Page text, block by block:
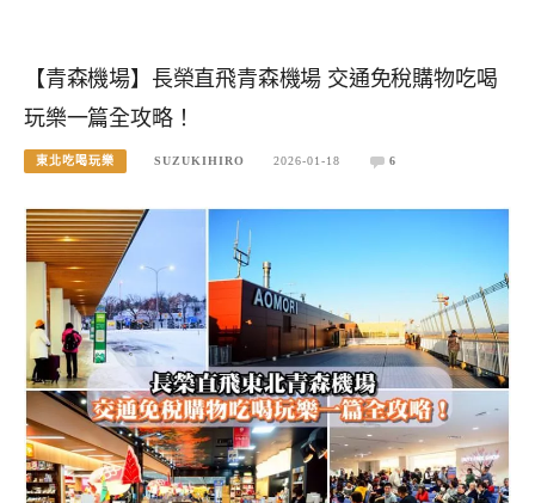
【青森機場】長榮直飛青森機場 交通免稅購物吃喝
玩樂一篇全攻略！
東北吃喝玩樂 SUZUKIHIRO 2026-01-18 6